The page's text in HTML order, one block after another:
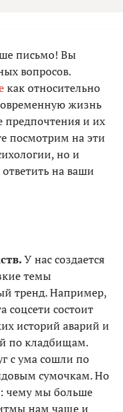
письмо! Вы
вопросов.
как относительно
жизнь
предпочтения и их
посмотрим на эти
но и
на ваши
У нас создается
темы
тренд. Например,
соцсети состоит
историй аварий и
по кладбищам.
с ума сошли по
сумочкам. Но
чему мы больше
нам чаще и